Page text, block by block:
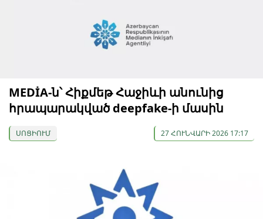
MEDİA-ն՝ Հիքմեթ Հաջիևի անունից
հրապարակված deepfake-ի մասին
ՍՈՑԻՈՒՄ 27 ՀՈՒՆՎԱՐԻ 2026 17:17